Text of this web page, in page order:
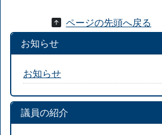
ページの先頭へ戻る
お知らせ
お知らせ
議員の紹介